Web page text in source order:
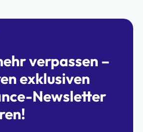
verpassen –
exklusiven
Newsletter